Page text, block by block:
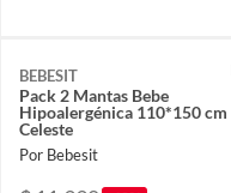
BEBESIT
Pack 2 Mantas Bebe
Hipoalergénica 110*150 cm
Celeste
Por Bebesit